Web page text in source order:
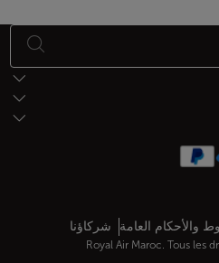
الموقع
والأحكام العامة شركاؤنا